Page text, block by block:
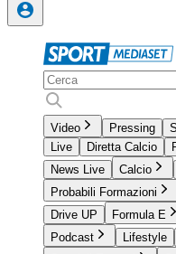
Video Pressing
Live
Diretta Calcio
News Live
Calcio
Probabili Formazioni
Drive UP
Formula E
Podcast
Lifestyle